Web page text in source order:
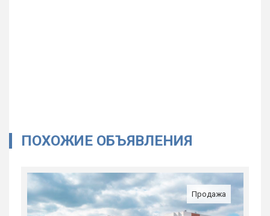
ПОХОЖИЕ ОБЪЯВЛЕНИЯ
Продажа